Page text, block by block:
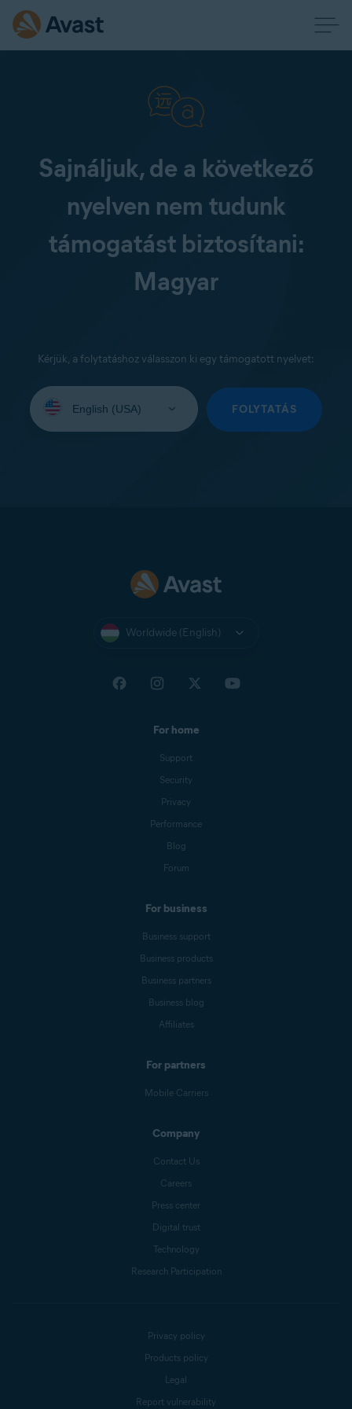
Sajnáljuk, de a következő
nyelven nem tudunk
támogatást biztosítani:
Magyar
Kérjük, a folytatáshoz válasszon ki egy támogatott nyelvet:
your
FOLYTATÁS
Worldwide (English)
For home
Support
Security
Privacy
Performance
Blog
Forum
For business
Business support
Business products
Business partners
Business blog
Affiliates
For partners
Mobile Carriers
Company
Contact Us
Careers
Press center
Digital trust
Technology
Research Participation
Privacy policy
Products policy
Legal
Report vulnerability